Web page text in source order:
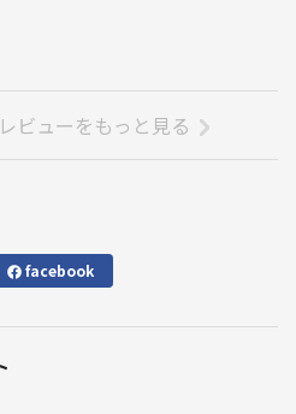
ビューをもっと見る
facebook